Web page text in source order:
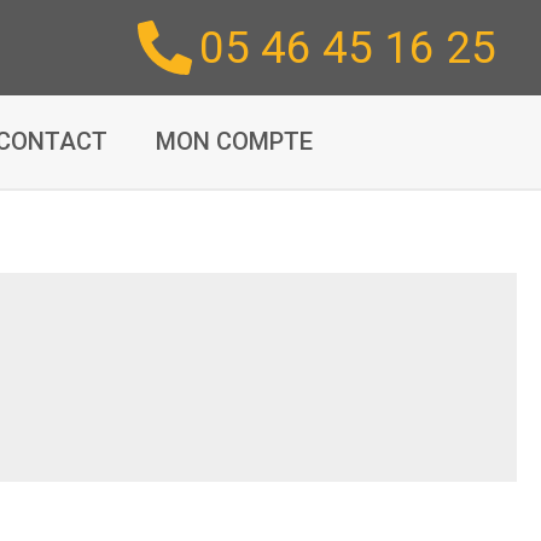
05 46 45 16 25
MON COMPTE